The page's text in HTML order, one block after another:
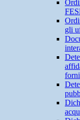
gli